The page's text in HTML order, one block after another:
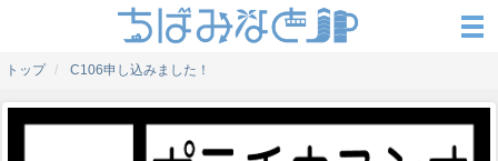
トップ C106申し込みました！